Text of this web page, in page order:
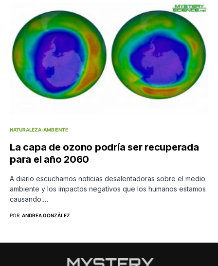
NATURALEZA-AMBIENTE
La capa de ozono podría ser recuperada
para el año 2060
A diario escuchamos noticias desalentadoras sobre el medio
ambiente y los impactos negativos que los humanos estamos
causando.…
POR ANDREA GONZÁLEZ